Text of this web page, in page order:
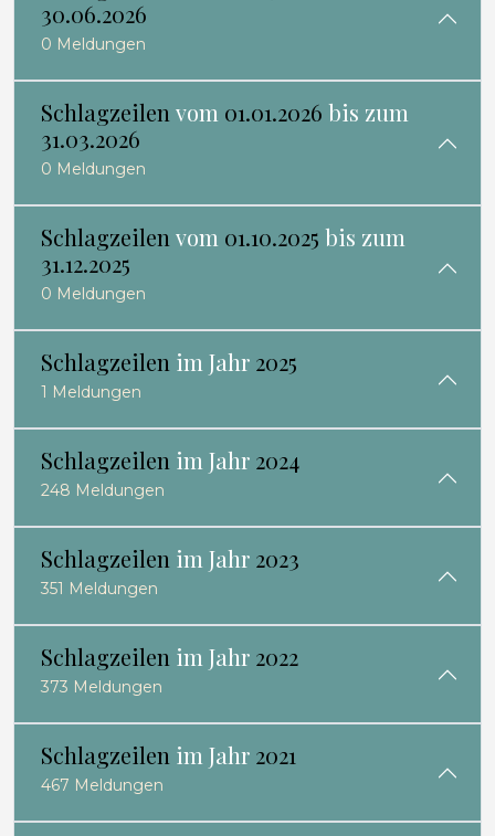
30.06.2026
0 Meldungen
Schlagzeilen vom 01.01.2026 bis zum
31.03.2026
0 Meldungen
Schlagzeilen vom 01.10.2025 bis zum
31.12.2025
0 Meldungen
Schlagzeilen im Jahr 2025
1 Meldungen
Schlagzeilen im Jahr 2024
248 Meldungen
Schlagzeilen im Jahr 2023
351 Meldungen
Schlagzeilen im Jahr 2022
373 Meldungen
Schlagzeilen im Jahr 2021
467 Meldungen